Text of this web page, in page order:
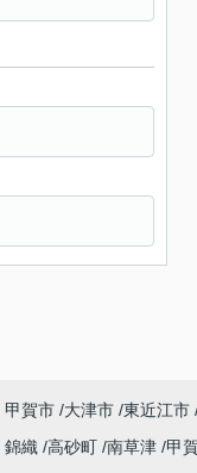
甲賀市 大津市 東近江市
錦織 高砂町 南草津 甲